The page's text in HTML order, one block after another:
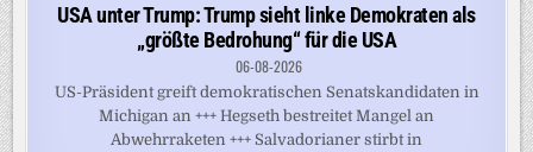
USA unter Trump: Trump sieht linke Demokraten als
„größte Bedrohung“ für die USA
06-08-2026
US-Präsident greift demokratischen Senatskandidaten in
Michigan an +++ Hegseth bestreitet Mangel an
Abwehrraketen +++ Salvadorianer stirbt in